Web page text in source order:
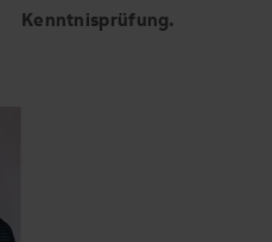
Kenntnisprüfung.